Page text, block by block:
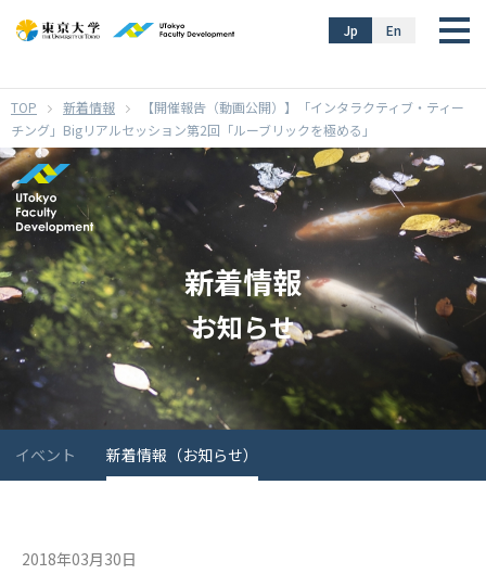
En
Jp
新着情報
【開催報告（動画公開）】「インタラクティブ・ティー
チング」Bigリアルセッション第2回「ルーブリックを極める」
新着情報
お知らせ
イベント 新着情報（お知らせ）
2018年03月30日